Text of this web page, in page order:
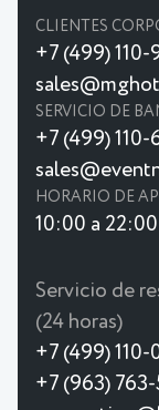
CLIENTES
+7 (499) 110-
SERVICIO DE
+7 (499) 110-
HORARIO DE
10:00 a 22:00
Servicio de
(24 horas)
+7 (499) 110-
+7 (963)